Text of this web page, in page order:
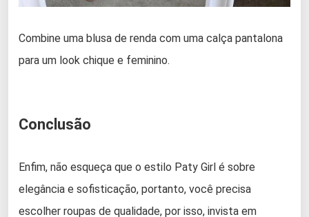
Combine uma blusa de renda com uma calça pantalona
para um look chique e feminino.
Conclusão
Enfim, não esqueça que o estilo Paty Girl é sobre
elegância e sofisticação, portanto, você precisa
escolher roupas de qualidade, por isso, invista em